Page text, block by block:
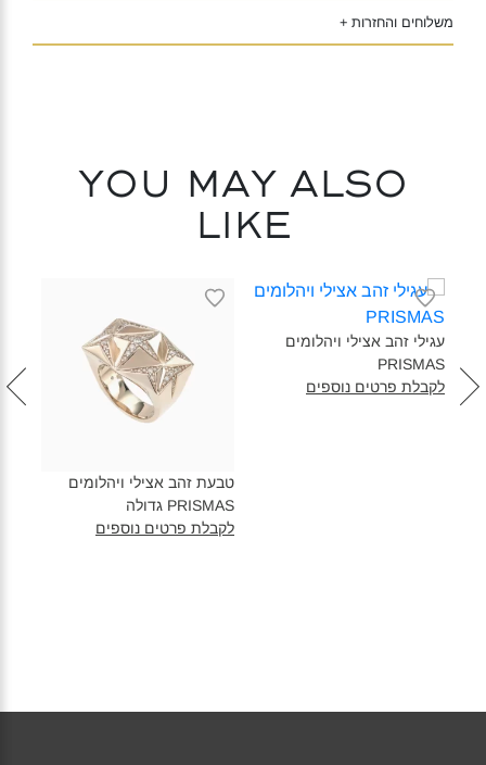
משלוחים והחזרות +
You may also
like
עגילי זהב אצילי ויהלומים
PRISMAS‎
לקבלת פרטים נוספים
טבעת זהב אצילי ויהלומים
PRISMAS גדולה‎
לקבלת פרטים נוספים